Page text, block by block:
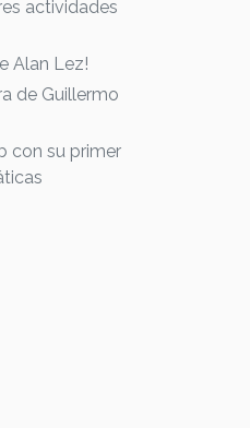
actividades
Alan Lez!
de Guillermo
con su primer